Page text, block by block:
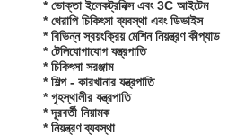
* ভোক্তা ইলেকট্রনিক্স এবং 3C আইটেম
* থেরাপি চিকিৎসা ব্যবস্থা এবং ডিভাইস
* বিভিন্ন স্বয়ংক্রিয় মেশিন নিয়ন্ত্রণ কীপ্যাড
* টেলিযোগাযোগ যন্ত্রপাতি
* চিকিৎসা সরঞ্জাম
* শিল্প - কারখানার যন্ত্রপাতি
* গৃহস্থালীর যন্ত্রপাতি
* দূরবর্তী নিয়ামক
* নিয়ন্ত্রণ ব্যবস্থা